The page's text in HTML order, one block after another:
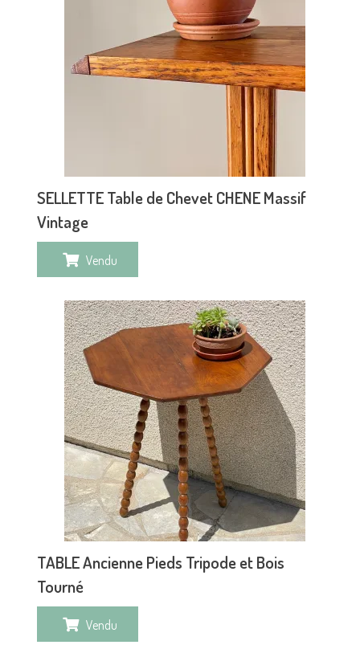
SELLETTE Table de Chevet CHENE Massif
Vintage
Vendu
TABLE Ancienne Pieds Tripode et Bois
Tourné
Vendu